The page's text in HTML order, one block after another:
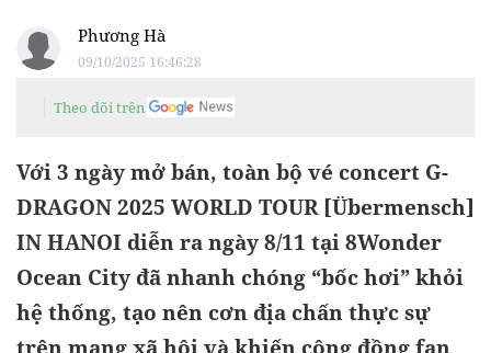
Phương Hà
09/10/2025 16:46:28
Theo dõi trên
Với 3 ngày mở bán, toàn bộ vé concert G-
DRAGON 2025 WORLD TOUR [Übermensch]
IN HANOI diễn ra ngày 8/11 tại 8Wonder
Ocean City đã nhanh chóng “bốc hơi” khỏi
hệ thống, tạo nên cơn địa chấn thực sự